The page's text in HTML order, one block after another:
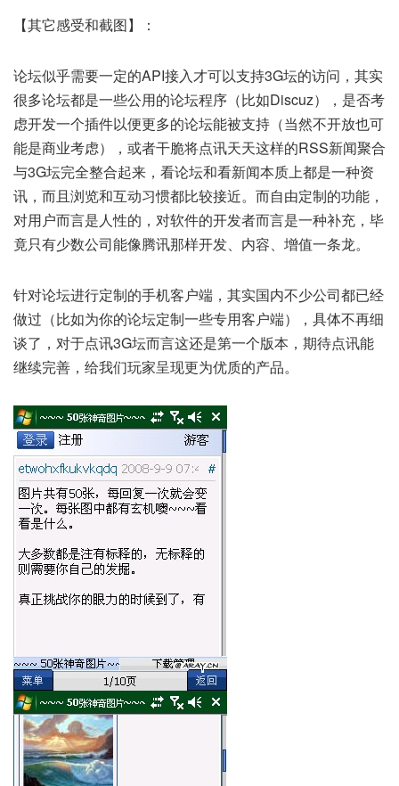
【其它感受和截图】：
论坛似乎需要一定的API接入才可以支持3G坛的访问，其实
很多论坛都是一些公用的论坛程序（比如Discuz），是否考
虑开发一个插件以便更多的论坛能被支持（当然不开放也可
能是商业考虑），或者干脆将点讯天天这样的RSS新闻聚合
与3G坛完全整合起来，看论坛和看新闻本质上都是一种资
讯，而且浏览和互动习惯都比较接近。而自由定制的功能，
对用户而言是人性的，对软件的开发者而言是一种补充，毕
竟只有少数公司能像腾讯那样开发、内容、增值一条龙。
针对论坛进行定制的手机客户端，其实国内不少公司都已经
做过（比如为你的论坛定制一些专用客户端），具体不再细
谈了，对于点讯3G坛而言这还是第一个版本，期待点讯能
继续完善，给我们玩家呈现更为优质的产品。